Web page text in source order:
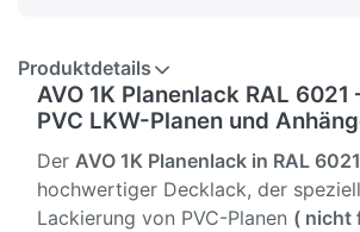
Produktdetails
AVO 1K Planenlack RAL 6021
PVC LKW-Planen und
Der AVO 1K Planenlack in RAL 6021
hochwertiger Decklack, der
Lackierung von PVC-Planen ( nicht